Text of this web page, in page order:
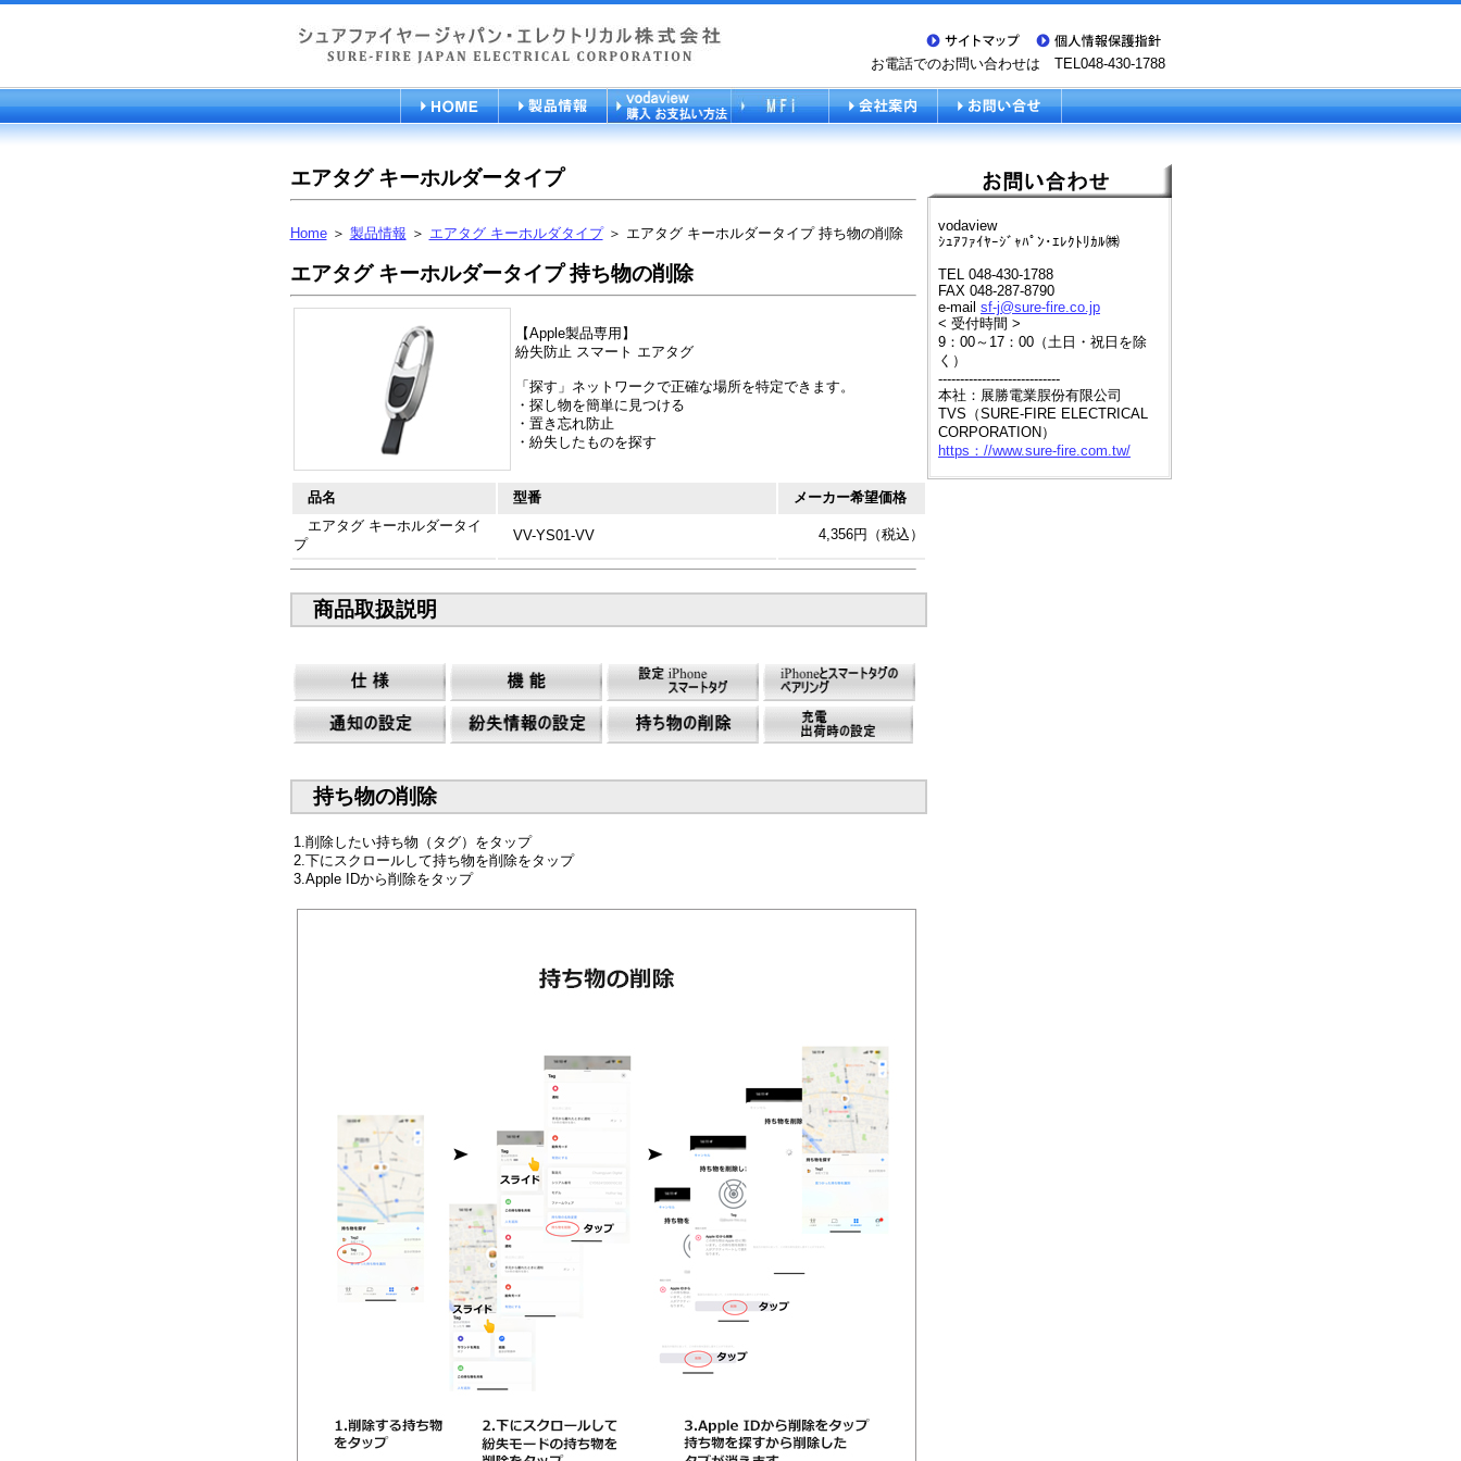
お電話でのお問い合わせは TEL048-430-1788
エアタグ キーホルダータイプ
Home＞ 製品情報 ＞ エアタグ キーホルダタイプ＞ エアタグ キーホルダータイプ 持ち物の削除
エアタグ キーホルダータイプ 持ち物の削除
【Apple製品専用】
紛失防止 スマート エアタグ
「探す」ネットワークで正確な場所を特定できます。
・探し物を簡単に見つける
・置き忘れ防止
・紛失したものを探す
品名 型番
メーカー希望価格
エアタグ キーホルダータイ
プ
VV-YS01-VV 4,356円（税込）
商品取扱説明
持ち物の削除
1.削除したい持ち物（タグ）をタップ
2.下にスクロールして持ち物を削除をタップ
3.Apple IDから削除をタップ
vodaview
ｼｭｱﾌｧｲﾔｰｼﾞｬﾊﾟﾝ･ｴﾚｸﾄﾘｶﾙ㈱
TEL 048-430-1788
FAX 048-287-8790
e-mail sf-j@sure-fire.co.jp
< 受付時間 >
9：00～17：00（土日・祝日を除
く）
----------------------------
本社：展勝電業脵份有限公司
TVS（SURE-FIRE ELECTRICAL
CORPORATION）
https：//www.sure-fire.com.tw/